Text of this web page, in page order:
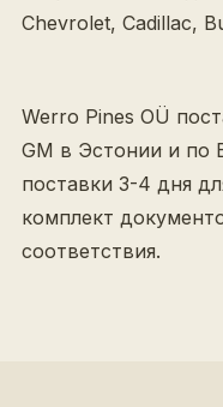
Chevrolet, Cadillac,
Werro Pines OÜ
GM в Эстонии и по
поставки 3-4 дня
комплект
соответствия.